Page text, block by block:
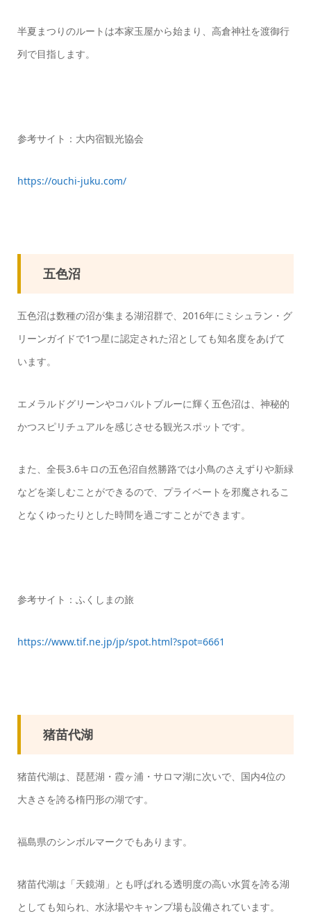
半夏まつりのルートは本家玉屋から始まり、高倉神社を渡御行
列で目指します。
参考サイト：大内宿観光協会
https://ouchi-juku.com/
五色沼
五色沼は数種の沼が集まる湖沼群で、2016年にミシュラン・グ
リーンガイドで1つ星に認定された沼としても知名度をあげて
います。
エメラルドグリーンやコバルトブルーに輝く五色沼は、神秘的
かつスピリチュアルを感じさせる観光スポットです。
また、全長3.6キロの五色沼自然勝路では小鳥のさえずりや新緑
などを楽しむことができるので、プライベートを邪魔されるこ
となくゆったりとした時間を過ごすことができます。
参考サイト：ふくしまの旅
https://www.tif.ne.jp/jp/spot.html?spot=6661
猪苗代湖
猪苗代湖は、琵琶湖・霞ヶ浦・サロマ湖に次いで、国内4位の
大きさを誇る楕円形の湖です。
福島県のシンボルマークでもあります。
猪苗代湖は「天鏡湖」とも呼ばれる透明度の高い水質を誇る湖
としても知られ、水泳場やキャンプ場も設備されています。